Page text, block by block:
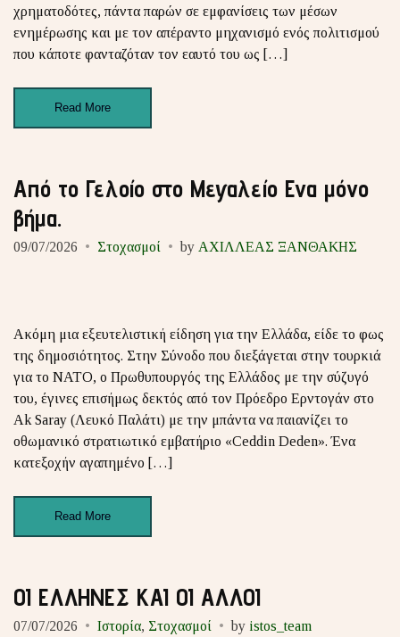
χρηματοδότες, πάντα παρών σε εμφανίσεις των μέσων
ενημέρωσης και με τον απέραντο μηχανισμό ενός πολιτισμού
που κάποτε φανταζόταν τον εαυτό του ως […]
Read More
Από το Γελοίο στο Μεγαλείο Ενα μόνο
βήμα.
09/07/2026 Στοχασμοί by ΑΧΙΛΛΕΑΣ ΞΑΝΘΑΚΗΣ
Ακόμη μια εξευτελιστική είδηση για την Ελλάδα, είδε το φως
της δημοσιότητος. Στην Σύνοδο που διεξάγεται στην τουρκιά
για το ΝΑΤΟ, ο Πρωθυπουργός της Ελλάδος με την σύζυγό
του, έγινες επισήμως δεκτός από τον Πρόεδρο Ερντογάν στο
Ak Saray (Λευκό Παλάτι) με την μπάντα να παιανίζει το
οθωμανικό στρατιωτικό εμβατήριο «Ceddin Deden». Ένα
κατεξοχήν αγαπημένο […]
Read More
ΟΙ ΕΛΛΗΝΕΣ ΚΑΙ ΟΙ ΑΛΛΟΙ
07/07/2026 Ιστορία, Στοχασμοί by istos_team